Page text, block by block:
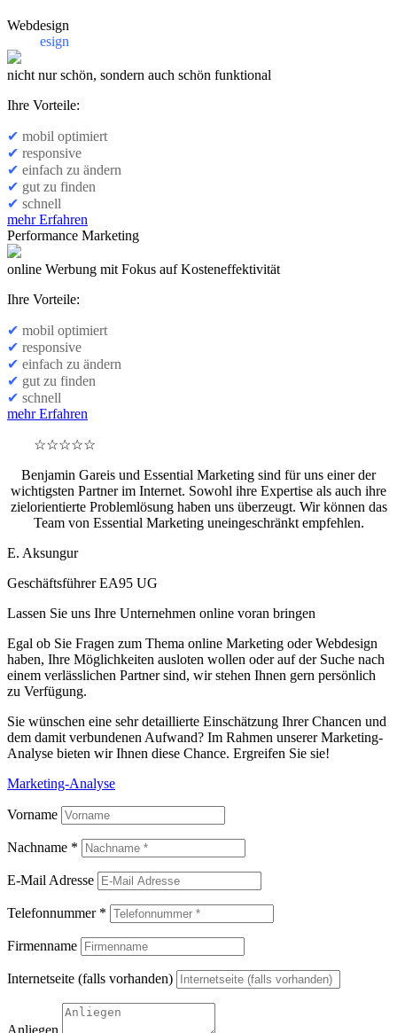
Webdesign
esign
nicht nur schön, sondern auch schön funktional
Ihre Vorteile:
✔ mobil optimiert
✔ responsive
✔ einfach zu ändern
✔ gut zu finden
✔ schnell
mehr Erfahren
Performance Marketing
online Werbung mit Fokus auf Kosteneffektivität
Ihre Vorteile:
✔ mobil optimiert
✔ responsive
✔ einfach zu ändern
✔ gut zu finden
✔ schnell
mehr Erfahren
☆☆☆☆☆
Benjamin Gareis und Essential Marketing sind für uns einer der
wichtigsten Partner im Internet. Sowohl ihre Expertise als auch ihre
zielorientierte Problemlösung haben uns überzeugt. Wir können das
Team von Essential Marketing uneingeschränkt empfehlen.
E. Aksungur
Geschäftsführer EA95 UG
Lassen Sie uns Ihre Unternehmen online voran bringen
Egal ob Sie Fragen zum Thema online Marketing oder Webdesign
haben, Ihre Möglichkeiten ausloten wollen oder auf der Suche nach
einem verlässlichen Partner sind, wir stehen Ihnen gern persönlich
zu Verfügung.
Sie wünschen eine sehr detaillierte Einschätzung Ihrer Chancen und
dem damit verbundenen Aufwand? Im Rahmen unserer Marketing-
Analyse bieten wir Ihnen diese Chance. Ergreifen Sie sie!
Marketing-Analyse
Vorname
Nachname *
E-Mail Adresse
Telefonnummer *
Firmenname
Internetseite (falls vorhanden)
Anliegen